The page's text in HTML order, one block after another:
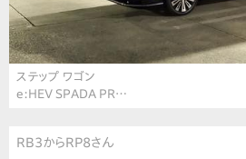
ステップ ワゴン
e:HEV SPADA PR…
RB3からRP8さん